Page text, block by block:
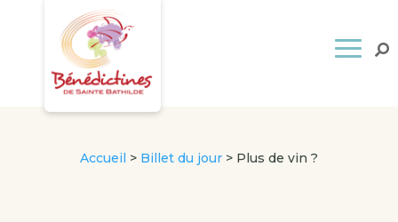
Accueil > Billet du jour> Plus de vin ?